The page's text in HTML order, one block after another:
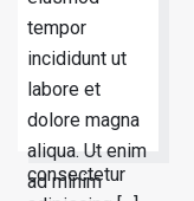
aliqua. Ut enim
ad minim
veniam. Lorem
ipsum dolor
sit amet,
consectetur
tempor
incididunt ut
labore et
dolore magna
aliqua. Ut enim
ad minim